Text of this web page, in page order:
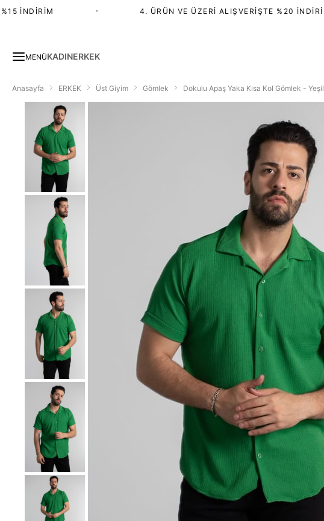
İNDIRIM 4. ÜRÜN VE ÜZERI ALIŞVERIŞTE %20 İNDIRIM
MENÜKADINERKEK
Anasayfa ERKEK Üst Giyim Gömlek Dokulu Apaş Yaka Kısa Kol Gömlek - Yeşil